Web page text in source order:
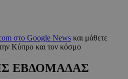
στο Google News και μάθετε
την Κύπρο και τον κόσμο
ΕΒΔΟΜΑΔΑΣ